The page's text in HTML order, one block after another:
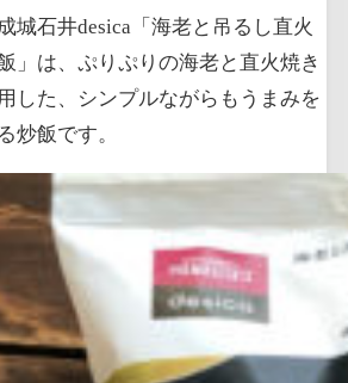
城石井desica「海老と吊るし直火
」は、ぷりぷりの海老と直火焼き
した、シンプルながらもうまみを
炒飯です。